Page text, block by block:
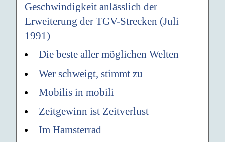
Geschwindigkeit anlässlich der
Erweiterung der TGV-Strecken (Juli
1991)
Die beste aller möglichen Welten
Wer schweigt, stimmt zu
Mobilis in mobili
Zeitgewinn ist Zeitverlust
Im Hamsterrad